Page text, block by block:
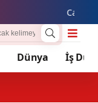
Cansever
Dünya İş